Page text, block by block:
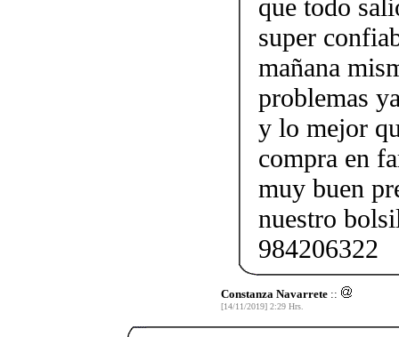
que todo
super
mañana
problemas
y lo mejor
compra en
muy buen
nuestro
984206322
Constanza Navarrete::
[14/11/2019] 2:29 Hrs.